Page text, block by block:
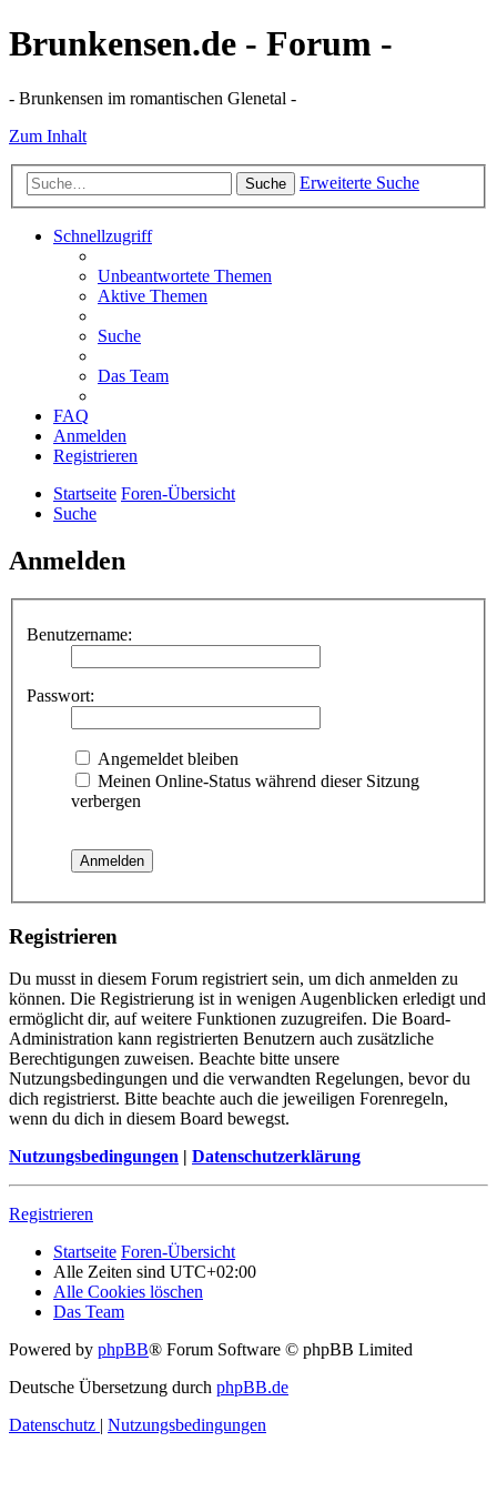
Brunkensen.de - Forum -
- Brunkensen im romantischen Glenetal -
Zum Inhalt
Suche Erweiterte Suche
Schnellzugriff
Unbeantwortete Themen
Aktive Themen
Suche
Das Team
FAQ
Anmelden
Registrieren
Startseite Foren-Übersicht
Suche
Anmelden
Benutzername:
Passwort:
Angemeldet bleiben
Meinen Online-Status während dieser Sitzung
verbergen
Registrieren
Du musst in diesem Forum registriert sein, um dich anmelden zu
können. Die Registrierung ist in wenigen Augenblicken erledigt und
ermöglicht dir, auf weitere Funktionen zuzugreifen. Die Board-
Administration kann registrierten Benutzern auch zusätzliche
Berechtigungen zuweisen. Beachte bitte unsere
Nutzungsbedingungen und die verwandten Regelungen, bevor du
dich registrierst. Bitte beachte auch die jeweiligen Forenregeln,
wenn du dich in diesem Board bewegst.
Nutzungsbedingungen | Datenschutzerklärung
Registrieren
Startseite Foren-Übersicht
Alle Zeiten sind UTC+02:00
Alle Cookies löschen
Das Team
Powered by phpBB® Forum Software © phpBB Limited
Deutsche Übersetzung durch phpBB.de
Datenschutz | Nutzungsbedingungen